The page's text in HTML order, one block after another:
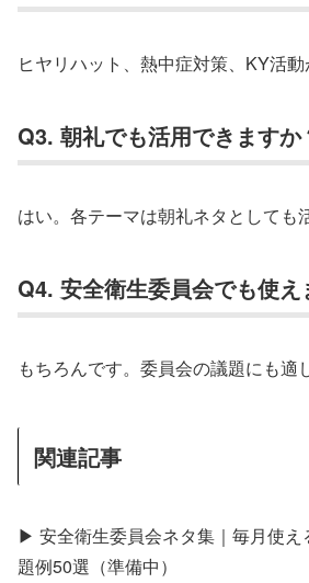
ヒヤリハット、熱中症対策、KY活動
Q3. 朝礼でも活用できますか
はい。各テーマは朝礼ネタとしても
Q4. 安全衛生委員会でも使え
もちろんです。委員会の議題にも適
関連記事
▶ 安全衛生委員会ネタ集｜毎月使え
題例50選（準備中）